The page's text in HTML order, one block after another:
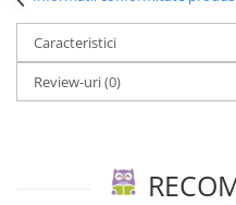
Caracteristici
Review-uri(0)